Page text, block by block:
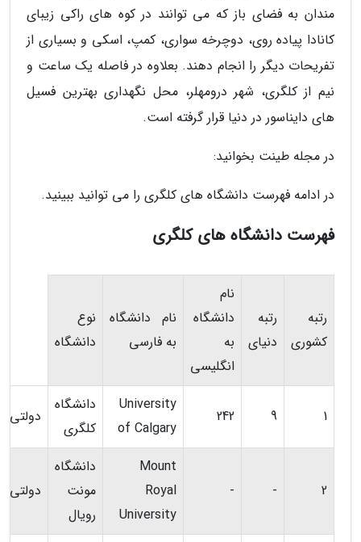
مندان به فضای باز که می توانند در کوه های راکی زیبای
کانادا پیاده روی، دوچرخه سواری، کمپ، اسکی و بسیاری از
تفریحات دیگر را انجام دهند. بعلاوه در فاصله یک ساعت و
نیم از کلگری، شهر درومهلر، محل نگهداری بهترین فسیل
های دایناسور در دنیا قرار گرفته است.
در مجله طینت بخوانید:
در ادامه فهرست دانشگاه های کلگری را می توانید ببینید.
فهرست دانشگاه های کلگری
رتبه
کشوری
رتبه
دنیای
نام
دانشگاه
به
انگلیسی
نام دانشگاه
به فارسی
نوع
دانشگاه
1
9
242
University
of Calgary
دانشگاه
کلگری
دولتی
2
-
-
Mount
Royal
University
دانشگاه
مونت
رویال
دولتی